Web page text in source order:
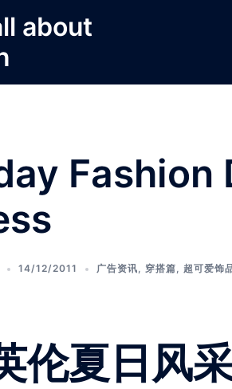
about
14/12/2011 广告资讯, 穿搭篇, 超可爱饰
伦夏日风